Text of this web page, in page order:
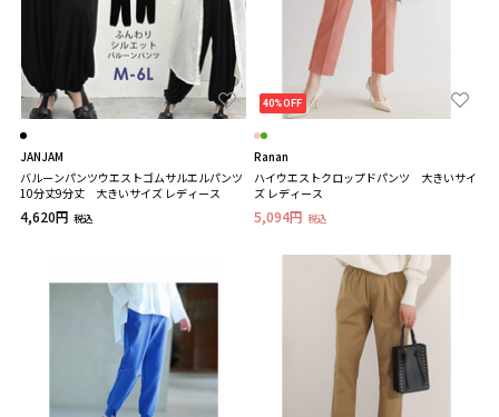
JANJAM
バルーンパンツウエストゴムサルエルパンツ
10分丈9分丈 大きいサイズ レディース
4,620円 税込
40%OFF
Ranan
ハイウエストクロップドパンツ 大きいサイ
ズ レディース
5,094円 税込